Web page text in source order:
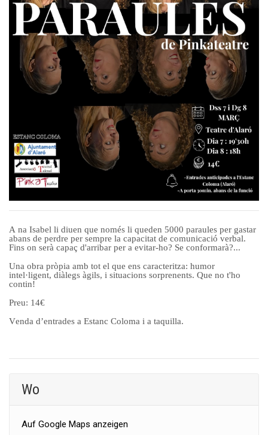
A na Isabel li diuen que només li queden 5000 paraules per gastar
abans de perdre per sempre la capacitat de comunicació verbal.
Fins on serà capaç d'arribar per a evitar-ho? Se conformarà?...
Una obra pròpia amb tot el que ens caracteritza: humor
intel·ligent, diàlegs àgils, i situacions sorprenents. Que no t'ho
contin!
Preu: 14€
Venda d’entrades a Estanc Coloma i a taquilla.
Wo
Auf Google Maps anzeigen